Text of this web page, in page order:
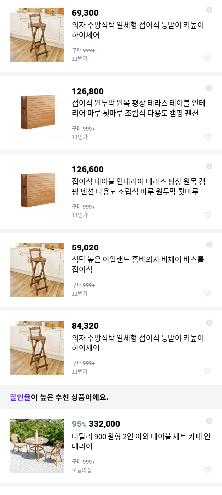
69,300
의자 주방식탁 일체형 접이식 등받이 키높이
하이체어
구매 999+
11번가
126,800
접이식 원두막 원목 평상 테라스 테이블 인테
리어 마루 툇마루 조립식 다용도 캠핑 펜션
구매 999+
11번가
126,600
접이식 테이블 인테리어 테라스 평상 원목 캠
핑 펜션 다용도 조립식 마루 원두막 툇마루
구매 999+
11번가
59,020
식탁 높은 아일랜드 홈바의자 바체어 바스툴
접이식
구매 999+
11번가
84,320
의자 주방식탁 일체형 접이식 등받이 키높이
하이체어
구매 999+
11번가
할인율이 높은 추천 상품이에요.
95% 332,000
나탈리 900 원형 2인 야외 테이블 세트 카페 인
테리어
구매 999+
오늘의집